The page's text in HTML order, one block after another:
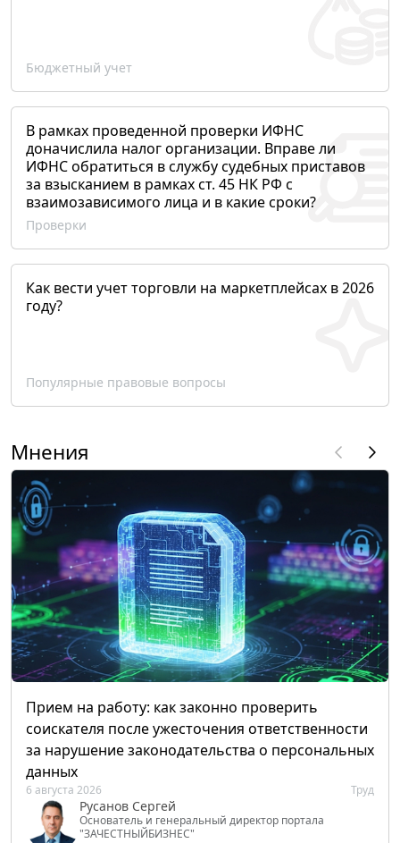
Бюджетный учет
В рамках проведенной проверки ИФНС
доначислила налог организации. Вправе ли
ИФНС обратиться в службу судебных приставов
за взысканием в рамках ст. 45 НК РФ с
взаимозависимого лица и в какие сроки?
Проверки
Как вести учет торговли на маркетплейсах в 2026
году?
Популярные правовые вопросы
Мнения
Прием на работу: как законно проверить
соискателя после ужесточения ответственности
за нарушение законодательства о персональных
данных
6 августа 2026 Труд
Русанов Сергей
Основатель и генеральный директор портала
"ЗАЧЕСТНЫЙБИЗНЕС"